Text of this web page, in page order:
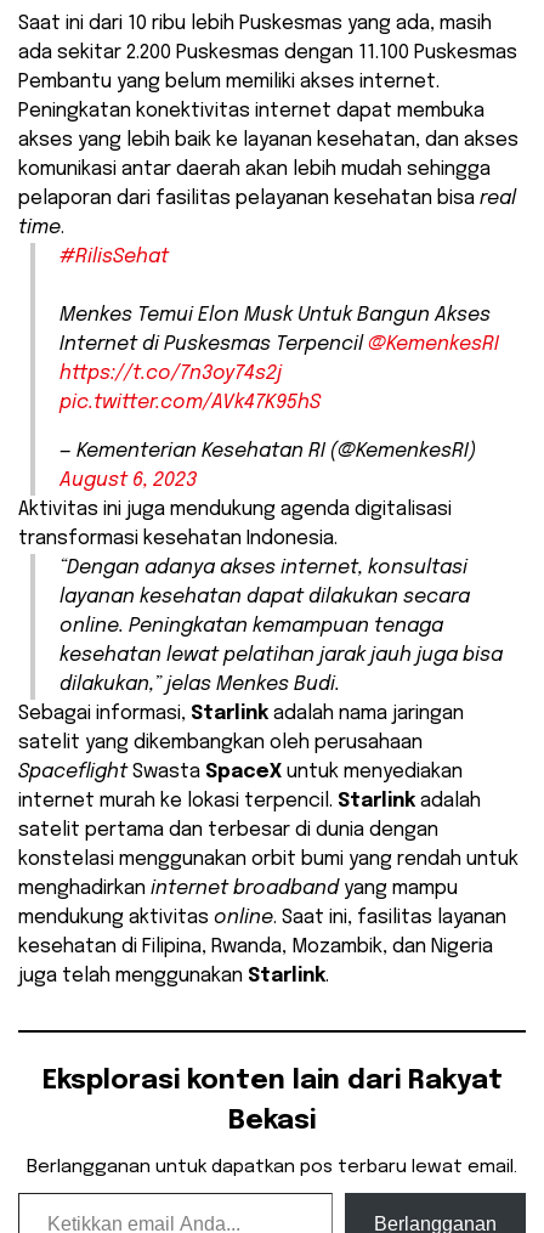
Saat ini dari 10 ribu lebih Puskesmas yang ada, masih
ada sekitar 2.200 Puskesmas dengan 11.100 Puskesmas
Pembantu yang belum memiliki akses internet.
Peningkatan konektivitas internet dapat membuka
akses yang lebih baik ke layanan kesehatan, dan akses
komunikasi antar daerah akan lebih mudah sehingga
pelaporan dari fasilitas pelayanan kesehatan bisa real
time.
#RilisSehat
Menkes Temui Elon Musk Untuk Bangun Akses
Internet di Puskesmas Terpencil @KemenkesRI
https://t.co/7n3oy74s2j
pic.twitter.com/AVk47K95hS
— Kementerian Kesehatan RI (@KemenkesRI)
August 6, 2023
Aktivitas ini juga mendukung agenda digitalisasi
transformasi kesehatan Indonesia.
“Dengan adanya akses internet, konsultasi
layanan kesehatan dapat dilakukan secara
online. Peningkatan kemampuan tenaga
kesehatan lewat pelatihan jarak jauh juga bisa
dilakukan,” jelas Menkes Budi.
Sebagai informasi, Starlink adalah nama jaringan
satelit yang dikembangkan oleh perusahaan
SpaceflightSwasta SpaceX untuk menyediakan
internet murah ke lokasi terpencil. Starlink adalah
satelit pertama dan terbesar di dunia dengan
konstelasi menggunakan orbit bumi yang rendah untuk
menghadirkan internet broadbandyang mampu
mendukung aktivitas online. Saat ini, fasilitas layanan
kesehatan di Filipina, Rwanda, Mozambik, dan Nigeria
juga telah menggunakan Starlink.
Eksplorasi konten lain dari Rakyat
Bekasi
Berlangganan untuk dapatkan pos terbaru lewat email.
Ketikkan email Anda...
Berlangganan